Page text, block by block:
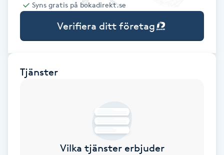
Barnklippning
BIAB
Syns gratis på bokadirekt.se
Verifiera ditt företag
Tjänster
Vilka tjänster erbjuder